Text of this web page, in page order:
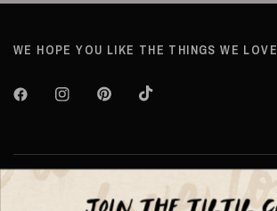
WE HOPE YOU LIKE THE THINGS WE LOVE
Over TILTIL